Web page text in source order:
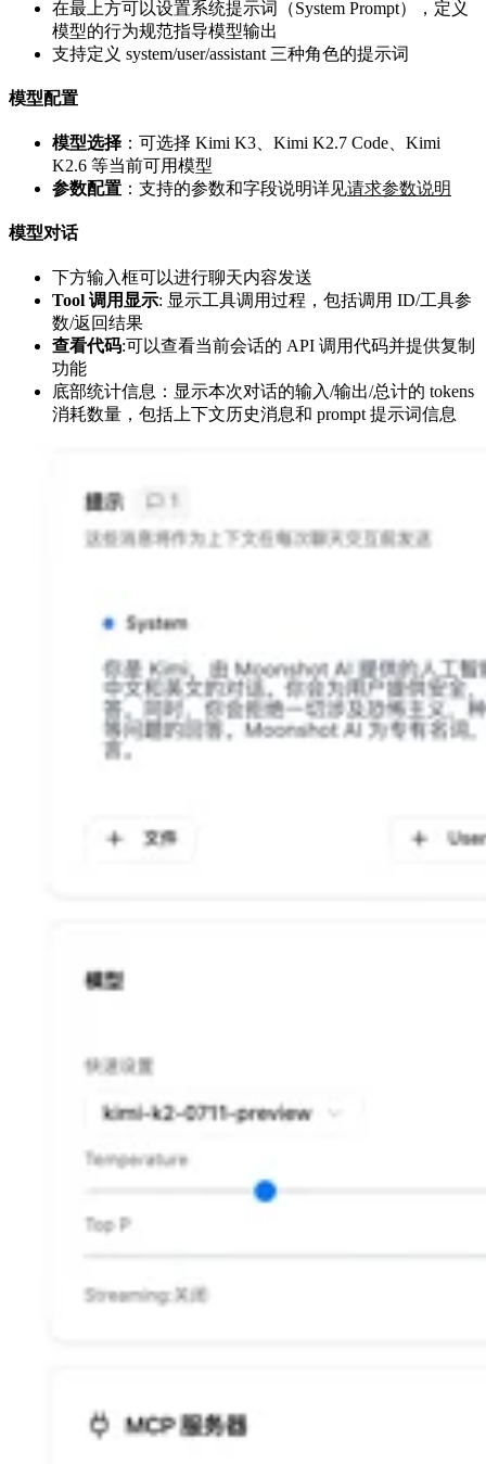
在最上方可以设置系统提示词（System Prompt），定义
模型的行为规范指导模型输出
支持定义 system/user/assistant 三种角色的提示词
模型配置
模型选择 ：可选择 Kimi K3、Kimi K2.7 Code、Kimi
K2.6 等当前可用模型
参数配置 ：支持的参数和字段说明详见请求参数说明
模型对话
下方输入框可以进行聊天内容发送
Tool 调用显示: 显示工具调用过程，包括调用 ID/工具参
数/返回结果
查看代码:可以查看当前会话的 API 调用代码并提供复制
功能
底部统计信息：显示本次对话的输入/输出/总计的 tokens
消耗数量，包括上下文历史消息和 prompt 提示词信息